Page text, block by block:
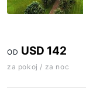
OD USD 142
za pokoj / za noc